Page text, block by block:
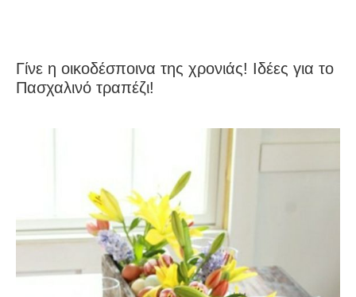
Γίνε η οικοδέσποινα της χρονιάς! Ιδέες για το
Πασχαλινό τραπέζι!